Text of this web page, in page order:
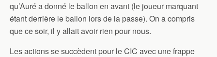
qu’Auré a donné le ballon en avant (le joueur marquant
étant derrière le ballon lors de la passe). On a compris
que ce soir, il y allait avoir rien pour nous.
Les actions se succèdent pour le CIC avec une frappe